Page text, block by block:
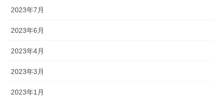
2023年7月
2023年6月
2023年4月
2023年3月
2023年1月